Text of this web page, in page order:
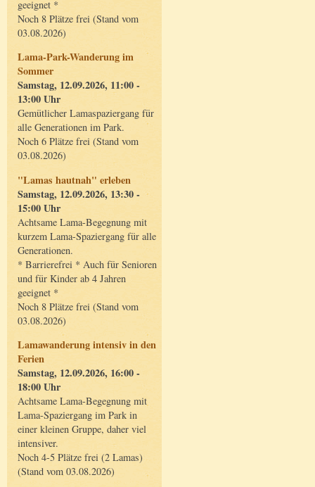
geeignet *
Noch 8 Plätze frei (Stand vom
03.08.2026)
Lama-Park-Wanderung im
Sommer
Samstag, 12.09.2026, 11:00 -
13:00 Uhr
Gemütlicher Lamaspaziergang für
alle Generationen im Park.
Noch 6 Plätze frei (Stand vom
03.08.2026)
"Lamas hautnah" erleben
Samstag, 12.09.2026, 13:30 -
15:00 Uhr
Achtsame Lama-Begegnung mit
kurzem Lama-Spaziergang für alle
Generationen.
* Barrierefrei * Auch für Senioren
und für Kinder ab 4 Jahren
geeignet *
Noch 8 Plätze frei (Stand vom
03.08.2026)
Lamawanderung intensiv in den
Ferien
Samstag, 12.09.2026, 16:00 -
18:00 Uhr
Achtsame Lama-Begegnung mit
Lama-Spaziergang im Park in
einer kleinen Gruppe, daher viel
intensiver.
Noch 4-5 Plätze frei (2 Lamas)
(Stand vom 03.08.2026)